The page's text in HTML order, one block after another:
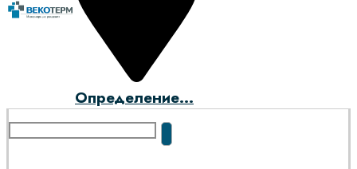
Определение...